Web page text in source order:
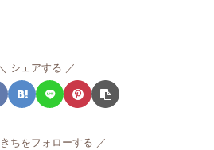
シェアする
ちをフォローする